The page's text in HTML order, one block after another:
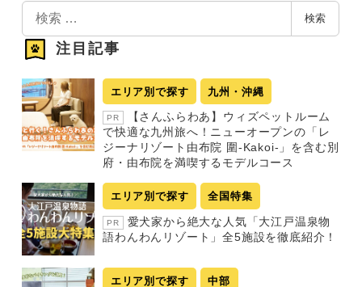
検
索
検索
注目記事
エリア別で探す 九州・沖縄
PR
【さんふらわあ】ウィズペットルーム
で快適な九州旅へ！ニューオープンの「レ
ジーナリゾート由布院 圍-Kakoi-」を含む別
府・由布院を満喫するモデルコース
エリア別で探す 全国特集
PR
愛犬家から絶大な人気「大江戸温泉物
語わんわんリゾート」全5施設を徹底紹介！
エリア別で探す 中部